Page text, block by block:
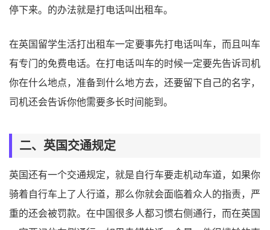
停下来。的办法就是打电话叫出租车。
在英国留学生活打出租车一定要事先打电话叫车，而且叫车
有专门的免费电话。在打电话叫车的时候一定要先告诉司机
你在什么地点，准备到什么地方去，还要留下自己的名字，
司机还会告诉你他需要多长时间能到。
二、英国交通规定
英国还有一个交通规定，就是自行车要走机动车道，如果你
骑着自行车上了人行道，那么你就会面临着众人的指责，严
重的还会被罚款。在中国很多人都习惯右侧通行，而在英国